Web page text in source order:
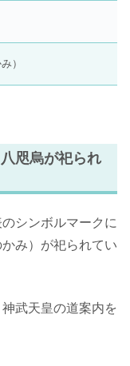
）
咫烏が祀られ
シンボルマークに
み）が祀られてい
武天皇の道案内を